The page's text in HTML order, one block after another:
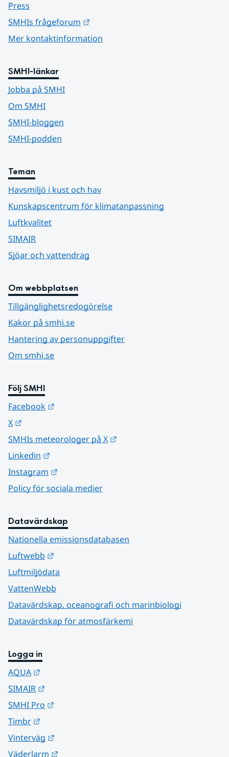
Press
SMHIs frågeforum
Mer kontaktinformation
SMHI-länkar
Jobba på SMHI
Om SMHI
SMHI-bloggen
SMHI-podden
Teman
Havsmiljö i kust och hav
Kunskapscentrum för klimatanpassning
Luftkvalitet
SIMAIR
Sjöar och vattendrag
Om webbplatsen
Tillgänglighetsredogörelse
Kakor på smhi.se
Hantering av personuppgifter
Om smhi.se
Följ SMHI
Facebook
X
SMHIs meteorologer på X
Linkedin
Instagram
Policy för sociala medier
Datavärdskap
Nationella emissionsdatabasen
Luftwebb
Luftmiljödata
VattenWebb
Datavärdskap, oceanografi och marinbiologi
Datavärdskap för atmosfärkemi
Logga in
AQUA
SIMAIR
SMHI Pro
Timbr
Vinterväg
Väderlarm